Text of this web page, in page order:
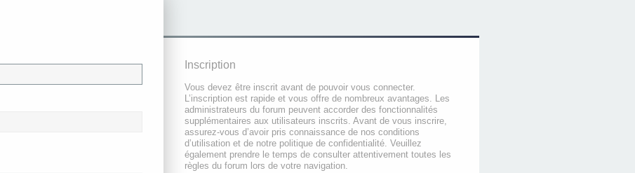
Inscription
Vous devez être inscrit avant de pouvoir vous connecter.
L’inscription est rapide et vous offre de nombreux avantages. Les
administrateurs du forum peuvent accorder des fonctionnalités
supplémentaires aux utilisateurs inscrits. Avant de vous inscrire,
assurez-vous d’avoir pris connaissance de nos conditions
d’utilisation et de notre politique de confidentialité. Veuillez
également prendre le temps de consulter attentivement toutes les
règles du forum lors de votre navigation.